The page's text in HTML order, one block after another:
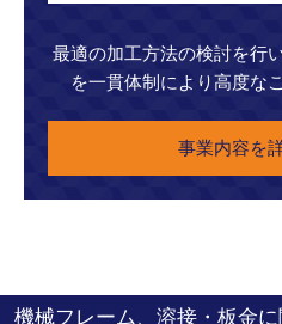
最適の加工方法の検討を行
を一貫体制により高度な
事業内容を
機械フレーム、溶接・板金